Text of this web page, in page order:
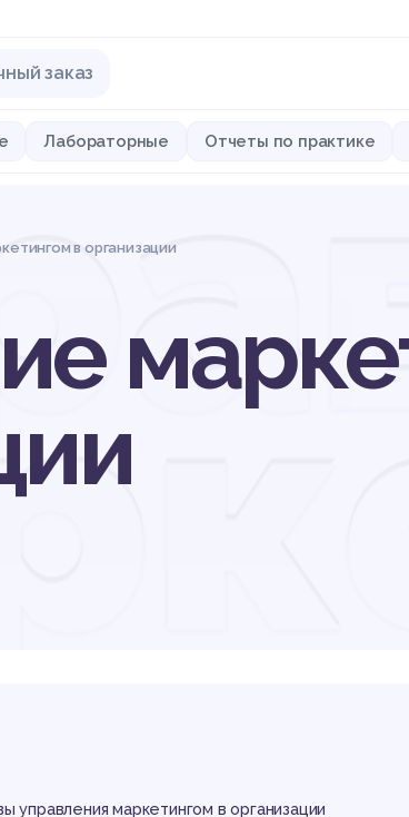
заказ
Лабораторные Отчеты по практике
в организации
управления маркетингом в организации